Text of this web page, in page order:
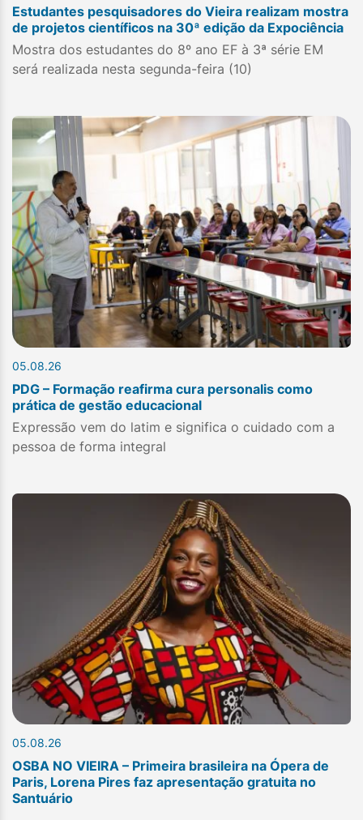
Estudantes pesquisadores do Vieira realizam mostra
de projetos científicos na 30ª edição da Expociência
Mostra dos estudantes do 8º ano EF à 3ª série EM
será realizada nesta segunda-feira (10)
05.08.26
PDG – Formação reafirma cura personalis como
prática de gestão educacional
Expressão vem do latim e significa o cuidado com a
pessoa de forma integral
05.08.26
OSBA NO VIEIRA – Primeira brasileira na Ópera de
Paris, Lorena Pires faz apresentação gratuita no
Santuário